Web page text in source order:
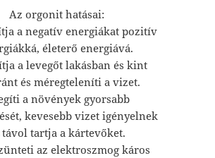
Az orgonit hatásai:
a negatív energiákat pozitív
életerő energiává.
a levegőt lakásban és kint
és méregteleníti a vizet.
a növények gyorsabb
kevesebb vizet igényelnek
távol tartja a kártevőket.
az elektroszmog káros